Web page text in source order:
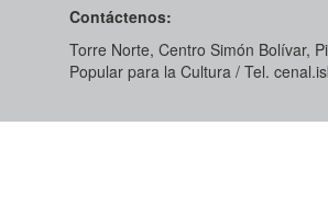
Contáctenos:
Torre Norte, Centro Simón Bolívar,
Popular para la Cultura / Tel.